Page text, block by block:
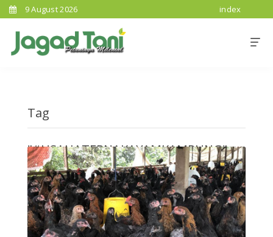
9 August 2026 index
Tag
"#USAHATERNAKAYAMKAMPUNG"